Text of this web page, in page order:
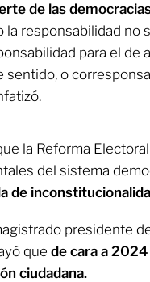
de las
la responsabilidad no
para el de
sentido, o
la Reforma
del sistema
de
presidente
que de cara a
ciudadana.